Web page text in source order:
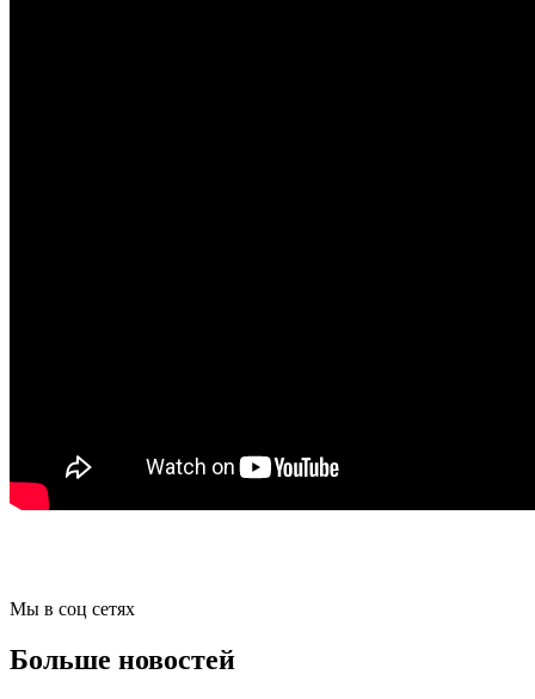
Мы в соц сетях
Больше новостей